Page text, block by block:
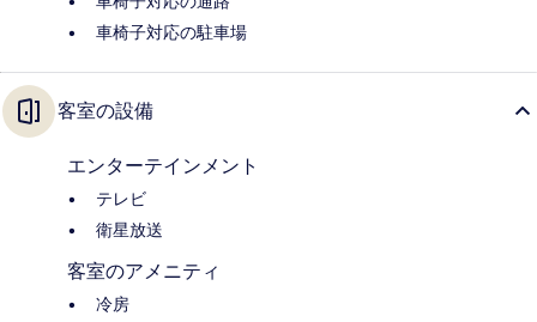
車椅子対応の駐車場
客室の設備
エンターテインメント
テレビ
衛星放送
客室のアメニティ
冷房